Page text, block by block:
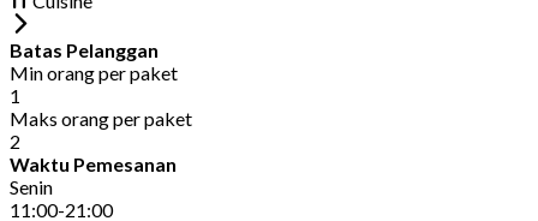
Batas Pelanggan
Min orang per paket
1
Maks orang per paket
2
Waktu Pemesanan
Senin
11:00-21:00